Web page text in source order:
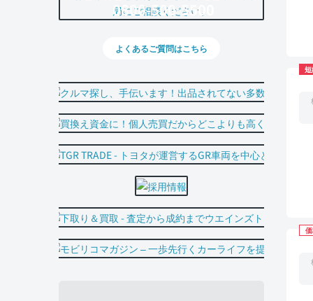
0800-500-5500
よくあるご質問はこちら